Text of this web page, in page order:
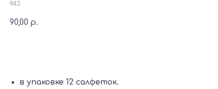
943
90,00 р.
в упаковке 12 салфеток.